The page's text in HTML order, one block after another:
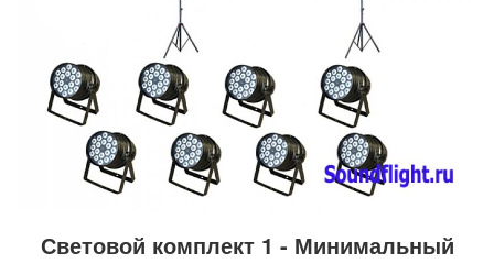
Световой комплект 1 - Минимальный